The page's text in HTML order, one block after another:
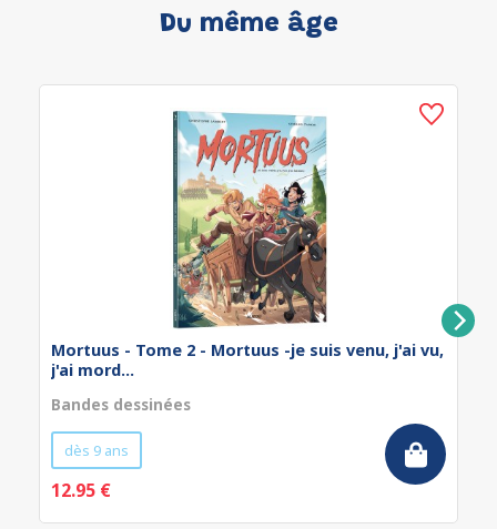
Du même âge
Mortuus - Tome 2 - Mortuus -je suis venu, j'ai vu,
j'ai mord...
Bandes dessinées
dès 9 ans
12.95 €